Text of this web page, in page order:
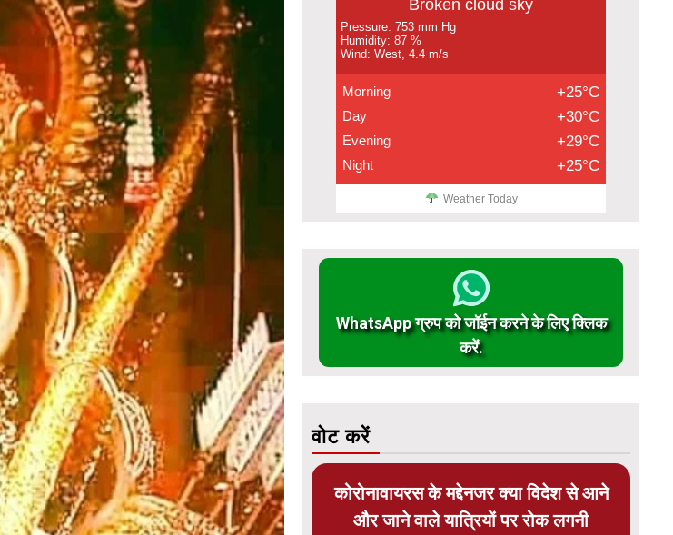
Broken cloud sky
Pressure: 753 mm Hg
Humidity: 87 %
Wind: West, 4.4 m/s
Morning +25°C
Day +30°C
Evening +29°C
Night +25°C
Weather Today
WhatsApp ग्रुप को जॉईन करने के लिए क्लिक
करें.
वोट करें
कोरोनावायरस के मद्देनजर क्या विदेश से आने
और जाने वाले यात्रियों पर रोक लगनी